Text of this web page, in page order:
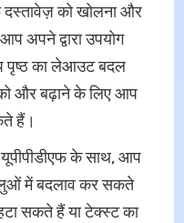
दस्तावेज़ को खोलना और
अपने द्वारा उपयोग
पृष्ठ का लेआउट बदल
और बढ़ाने के लिए आप
हैं।
के साथ, आप
में बदलाव कर सकते
सकते हैं या टेक्स्ट का